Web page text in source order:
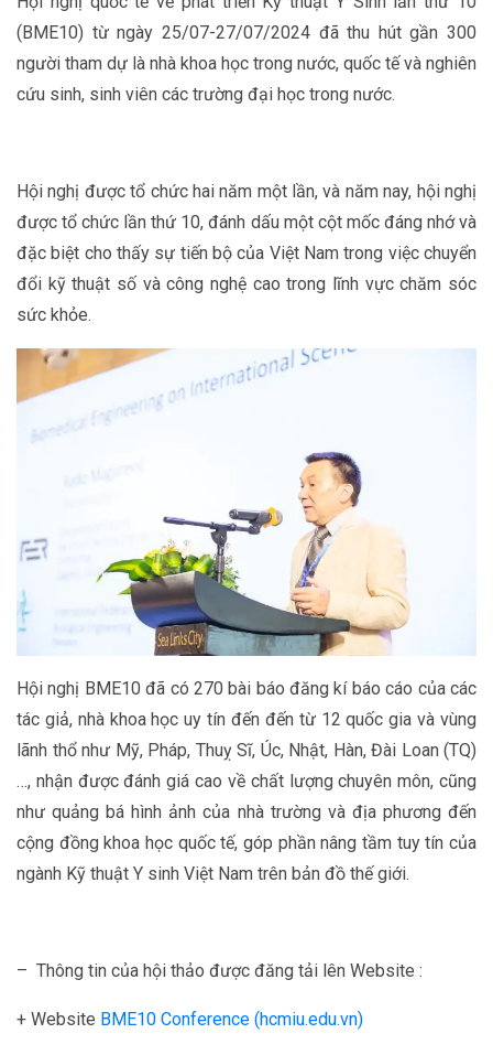
(BME10) từ ngày 25/07-27/07/2024 đã thu hút gần 300
người tham dự là nhà khoa học trong nước, quốc tế và nghiên
cứu sinh, sinh viên các trường đại học trong nước.
Hội nghị được tổ chức hai năm một lần, và năm nay, hội nghị
được tổ chức lần thứ 10, đánh dấu một cột mốc đáng nhớ và
đặc biệt cho thấy sự tiến bộ của Việt Nam trong việc chuyển
đổi kỹ thuật số và công nghệ cao trong lĩnh vực chăm sóc
sức khỏe.
Hội nghị BME10 đã có 270 bài báo đăng kí báo cáo của các
tác giả, nhà khoa học uy tín đến đến từ 12 quốc gia và vùng
lãnh thổ như Mỹ, Pháp, Thuỵ Sĩ, Úc, Nhật, Hàn, Đài Loan (TQ)
…, nhận được đánh giá cao về chất lượng chuyên môn, cũng
như quảng bá hình ảnh của nhà trường và địa phương đến
cộng đồng khoa học quốc tế, góp phần nâng tầm tuy tín của
ngành Kỹ thuật Y sinh Việt Nam trên bản đồ thế giới.
– Thông tin của hội thảo được đăng tải lên Website :
+ Website BME10 Conference (hcmiu.edu.vn)